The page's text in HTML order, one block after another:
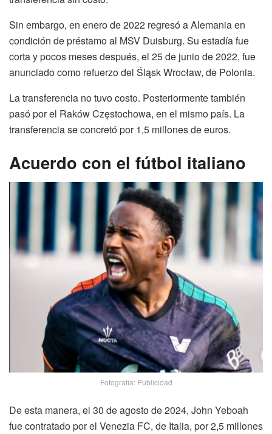
Sin embargo, en enero de 2022 regresó a Alemania en
condición de préstamo al MSV Duisburg. Su estadía fue
corta y pocos meses después, el 25 de junio de 2022, fue
anunciado como refuerzo del Śląsk Wrocław, de Polonia.
La transferencia no tuvo costo. Posteriormente también
pasó por el Raków Częstochowa, en el mismo país. La
transferencia se concretó por 1,5 millones de euros.
Acuerdo con el fútbol italiano
Fotografía: Publicidad
De esta manera, el 30 de agosto de 2024, John Yeboah
fue contratado por el Venezia FC, de Italia, por 2,5 millones